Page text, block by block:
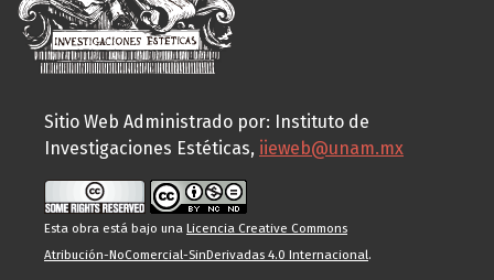
Sitio Web Administrado por: Instituto de
Investigaciones Estéticas, iieweb@unam.mx
Esta obra está bajo una Licencia Creative Commons
Atribución-NoComercial-SinDerivadas 4.0 Internacional.